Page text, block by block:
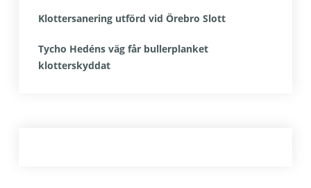
Klottersanering utförd vid Örebro Slott
Tycho Hedéns väg får bullerplanket
klotterskyddat